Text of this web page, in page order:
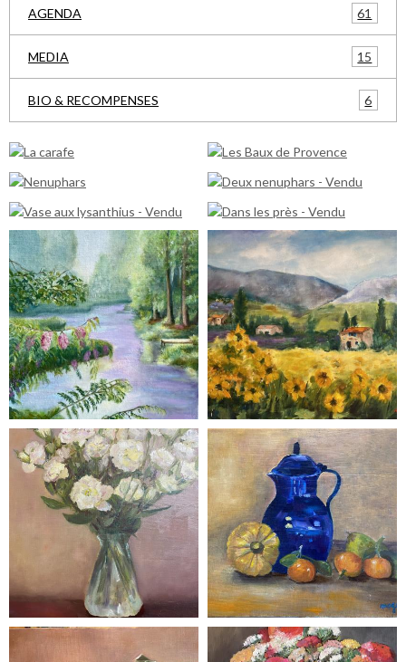
AGENDA 61
MEDIA 15
BIO & RECOMPENSES 6